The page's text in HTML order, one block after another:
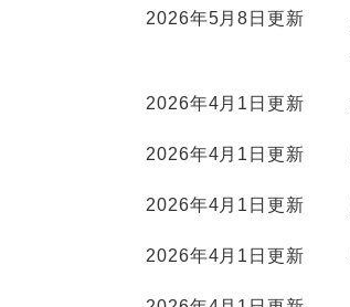
2026年5月8日更新
2026年4月1日更新
2026年4月1日更新
2026年4月1日更新
2026年4月1日更新